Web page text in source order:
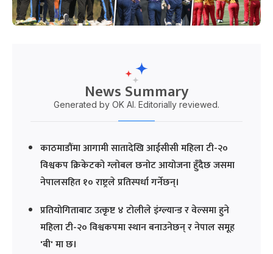
News Summary
Generated by OK AI. Editorially reviewed.
काठमाडौंमा आगामी सातादेखि आईसीसी महिला टी-२०
विश्वकप क्रिकेटको ग्लोबल छनोट आयोजना हुँदैछ जसमा
नेपालसहित १० राष्ट्रले प्रतिस्पर्धा गर्नेछन्।
प्रतियोगिताबाट उत्कृष्ट ४ टोलीले इंग्ल्यान्ड र वेल्समा हुने
महिला टी-२० विश्वकपमा स्थान बनाउनेछन् र नेपाल समूह
'बी' मा छ।